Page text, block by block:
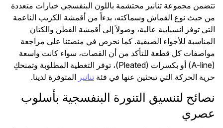
تتضمن مجموعة تنانير محتشمة باللون البنفسجي خيارات متعددة
من حيث نوع القماش وسماكته، بدءاً من أقمشة الكريب الناعمة
التي توفر انسيابية عالية، وصولاً إلى أقمشة القطن والكتان
المناسبة للأجواء الصيفية. كما نحرص في منصتنا على مراجعة
مواصفات كل قطعة للتأكد من أن القصات، سواء كانت واسعة
(A-line) أو بكسرات (Pleated)، توفر التغطية المطلوبة وتمنحكِ
حرية الحركة التي تبحثين عنها في فئة تنانير المتوفرة لدينا.
نصائح لتنسيق التنورة البنفسجية بأسلوب
عصري